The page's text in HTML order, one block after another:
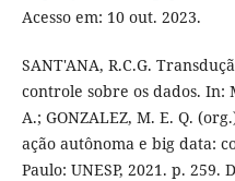
Acesso em: 10 out. 2023.
SANT'ANA, R.C.G.
controle sobre os dados. In:
A.; GONZALEZ, M. E. Q.
ação autônoma e big data:
Paulo: UNESP, 2021. p. 259.